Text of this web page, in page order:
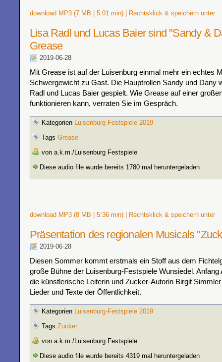
download MP3 (7 MB | 5:01 min) | Rechtsklick & speichern unter
Lisa Radl und Lucas Baier sind "Sandy &
Grease
2019-06-28
Mit Grease ist auf der Luisenburg einmal mehr ein echtes
Schwergewicht zu Gast. Die Hauptrollen Sandy und Dany
Radl und Lucas Baier gespielt. Wie Grease auf einer
funktionieren kann, verraten Sie im Gespräch.
Kategorien Luisenburg-Festspiele 2019
Tags Grease
von a.k.m./Luisenburg Festspiele
Diese audio file wurde bereits 1780 mal heruntergeladen
download MP3 (8 MB | 5:36 min) | Rechtsklick & speichern unter
Präsentation des regionalen Musicals
2019-06-28
Diesen Sommer kommt erstmals ein Stoff aus dem
große Bühne der Luisenburg-Festspiele Wunsiedel. Anfang
die künstlerische Leiterin und Zucker-Autorin Birgit
Lieder und Texte der Öffentlichkeit.
Kategorien Luisenburg-Festspiele 2019
Tags Zucker
von a.k.m./Luisenburg Festspiele
Diese audio file wurde bereits 4319 mal heruntergeladen